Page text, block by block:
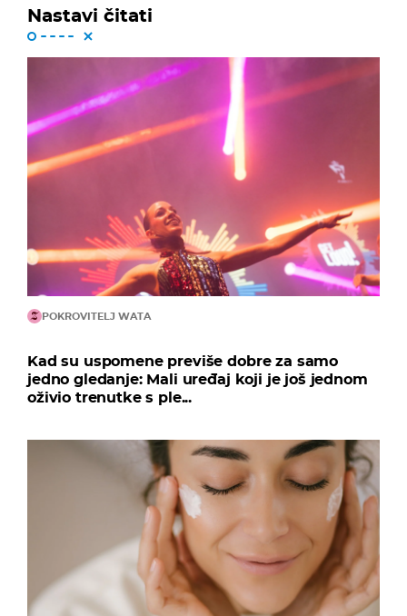
Nastavi čitati
POKROVITELJ WATA
Kad su uspomene previše dobre za samo
jedno gledanje: Mali uređaj koji je još jednom
oživio trenutke s ple...